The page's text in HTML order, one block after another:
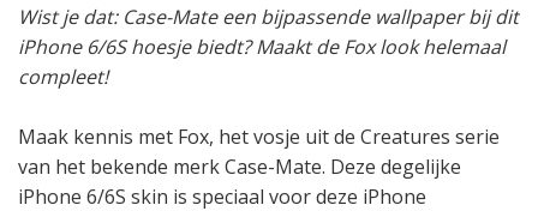
Wist je dat: Case-Mate een bijpassende wallpaper bij dit
iPhone 6/6S hoesje biedt? Maakt de Fox look helemaal
compleet!
Maak kennis met Fox, het vosje uit de Creatures serie
van het bekende merk Case-Mate. Deze degelijke
iPhone 6/6S skin is speciaal voor deze iPhone